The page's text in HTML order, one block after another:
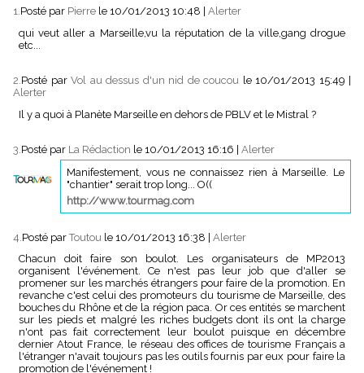
1. Posté par Pierre le 10/01/2013 10:48
Alerter
qui veut aller a Marseille,vu la réputation de la ville,gang drogue
etc...
2.Posté par Vol au dessus d'un nid de coucou le 10/01/2013 15:49
Alerter
Il y a quoi à Planète Marseille en dehors de PBLV et le Mistral ?
3.Posté par La Rédaction le 10/01/2013 16:16
Alerter
Manifestement, vous ne connaissez rien à Marseille. Le
"chantier" serait trop long... O((
http://www.tourmag.com
4. Posté parToutou le 10/01/2013 16:38 | Alerter
Chacun doit faire son boulot. Les organisateurs de MP2013
organisent l'événement. Ce n'est pas leur job que d'aller se
promener sur les marchés étrangers pour faire de la promotion. En
revanche c'est celui des promoteurs du tourisme de Marseille, des
bouches du Rhône et de la région paca. Or ces entités se marchent
sur les pieds et malgré les riches budgets dont ils ont la charge
n'ont pas fait correctement leur boulot puisque en décembre
dernier Atout France, le réseau des offices de tourisme Français a
l'étranger n'avait toujours pas les outils fournis par eux pour faire la
promotion de l'événement !